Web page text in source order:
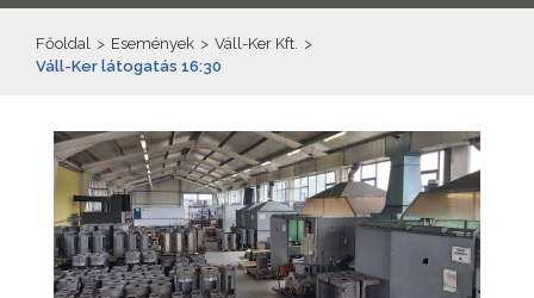
Főoldal > Események > Váll-Ker Kft. >
Váll-Ker látogatás 16:30